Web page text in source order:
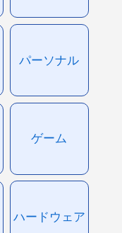
パーソナル
ゲーム
ハードウェア